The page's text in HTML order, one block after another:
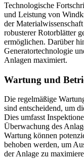
Technologische
und Leistung von
der
robusterer Rotorblätter
ermöglichen. Darüber
Generatortechnologie
Anlagen maximiert.
Wartung und
Die regelmäßige
sind entscheidend, um
Dies umfasst
Überwachung des
Wartung können
behoben werden, um
der Anlage zu